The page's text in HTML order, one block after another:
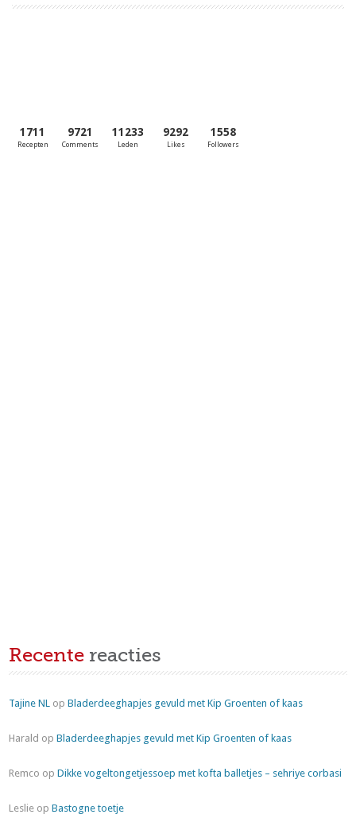
1711
Recepten
9721
Comments
11233
Leden
9292
Likes
1558
Followers
Recente reacties
Tajine NL opBladerdeeghapjes gevuld met Kip Groenten of kaas
Harald opBladerdeeghapjes gevuld met Kip Groenten of kaas
Remco opDikke vogeltongetjessoep met kofta balletjes – sehriye corbasi
Leslie opBastogne toetje